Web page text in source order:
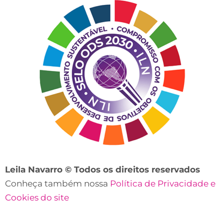
Leila Navarro © Todos os direitos reservados
Conheça também nossa Política de Privacidade e
Cookies do site